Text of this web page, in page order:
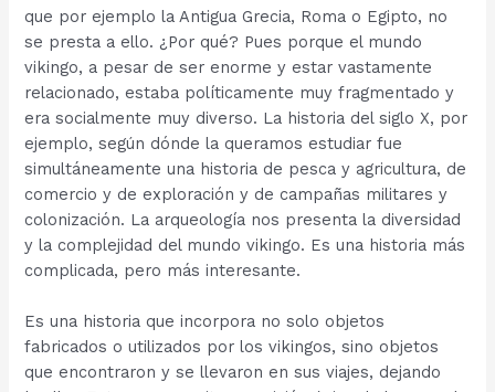
que por ejemplo la Antigua Grecia, Roma o Egipto, no
se presta a ello. ¿Por qué? Pues porque el mundo
vikingo, a pesar de ser enorme y estar vastamente
relacionado, estaba políticamente muy fragmentado y
era socialmente muy diverso. La historia del siglo X, por
ejemplo, según dónde la queramos estudiar fue
simultáneamente una historia de pesca y agricultura, de
comercio y de exploración y de campañas militares y
colonización. La arqueología nos presenta la diversidad
y la complejidad del mundo vikingo. Es una historia más
complicada, pero más interesante.
Es una historia que incorpora no solo objetos
fabricados o utilizados por los vikingos, sino objetos
que encontraron y se llevaron en sus viajes, dejando